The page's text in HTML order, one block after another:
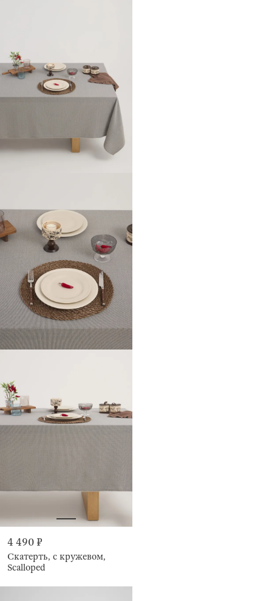
4 490 ₽
Скатерть, с кружевом,
Scalloped